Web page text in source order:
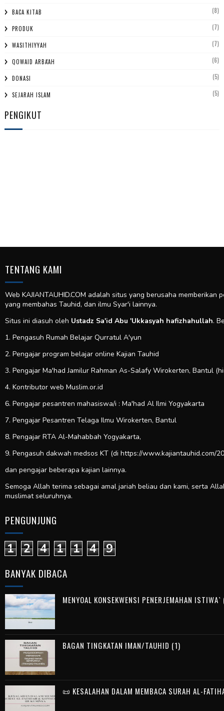
BACA KITAB (8)
PRODUK (7)
WASITHIYYAH (7)
QOWAID ARBA'AH (6)
DONASI (5)
SEJARAH ISLAM (5)
PENGIKUT
TENTANG KAMI
Web KAJIANTAUHID.COM adalah situs yang berusaha
yang membahas Tauhid, dan ilmu Syar'i lainnya.
Situs ini diasuh oleh Ustadz Sa'id Abu 'Ukkasyah hafizhahullah.
1. Pengasuh Rumah Belajar Qurratul A'yun
2. Pengajar program belajar online Kajian Tauhid
3. Pengajar Ma'had Jamilur Rahman As-Salafy Wirokerten, Bantul
4. Kontributor web Muslim.or.id
6. Pengajar pesantren mahasiswa/i : Ma'had Al Ilmi Yogyakarta
7. Pengajar Pesantren Telaga Ilmu Wirokerten, Bantul
8. Pengajar RTA Al-Mahabbah Yogyakarta,
9. Pengasuh dakwah medsos KT (di https://www.kajiantauhid.com/
dan pengajar beberapa kajian lainnya.
Semoga Allah terima sebagai amal jariah beliau dan kami, serta
muslimat seluruhnya.
PENGUNJUNG
1 2 4 1 1 4 9
BANYAK DIBACA
MENYOAL KONSEKWENSI PENERJEMAHAN
BAGAN TINGKATAN IMAN/TAUHID (1)
📜 KESALAHAN DALAM MEMBACA SURAH AL-